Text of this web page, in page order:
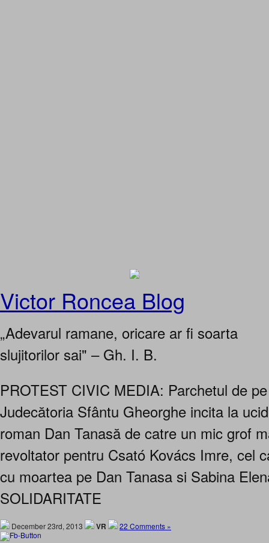
Victor Roncea Blog
„Adevarul ramane, oricare ar fi soarta
slujitorilor sai" – Gh. I. B.
PROTEST CIVIC MEDIA: Parchetul de
Judecătoria Sfântu Gheorghe incita la
roman Dan Tanasă de catre un mic grof
revoltator pentru Csató Kovács Imre, cel
cu moartea pe Dan Tanasa si Sabina
SOLIDARITATE
December 23rd, 2013 VR 22 Comments »